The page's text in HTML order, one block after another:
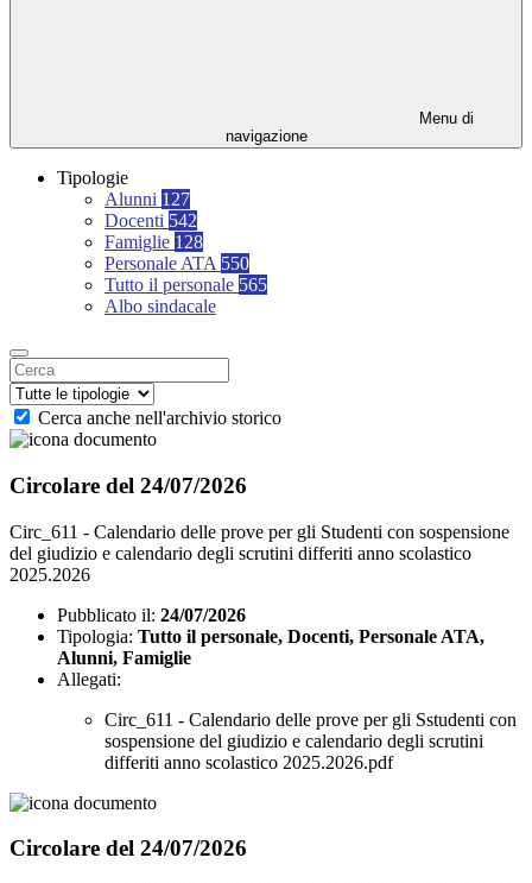
Menu di
navigazione
Tipologie
Alunni 127
Docenti 542
Famiglie 128
Personale ATA 550
Tutto il personale 565
Albo sindacale
Cerca anche nell'archivio storico
Circolare del 24/07/2026
Circ_611 - Calendario delle prove per gli Studenti con sospensione
del giudizio e calendario degli scrutini differiti anno scolastico
2025.2026
Pubblicato il: 24/07/2026
Tipologia: Tutto il personale, Docenti, Personale ATA,
Alunni, Famiglie
Allegati:
Circ_611 - Calendario delle prove per gli Sstudenti con
sospensione del giudizio e calendario degli scrutini
differiti anno scolastico 2025.2026.pdf
Circolare del 24/07/2026